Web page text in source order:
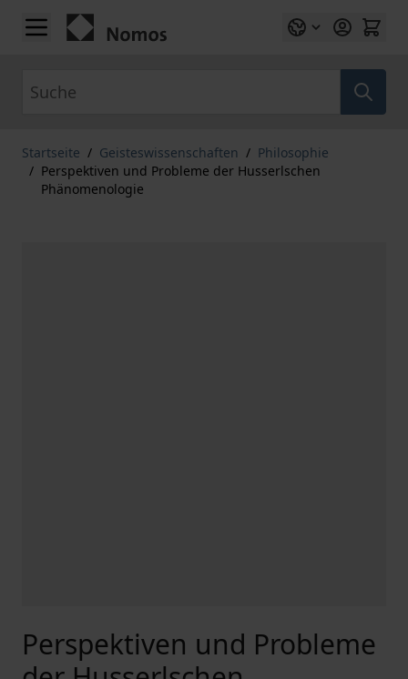
Zum Inhalt springen
Startseite / Geisteswissenschaften / Philosophie
/ Perspektiven und Probleme der Husserlschen
Phänomenologie
Perspektiven und Probleme